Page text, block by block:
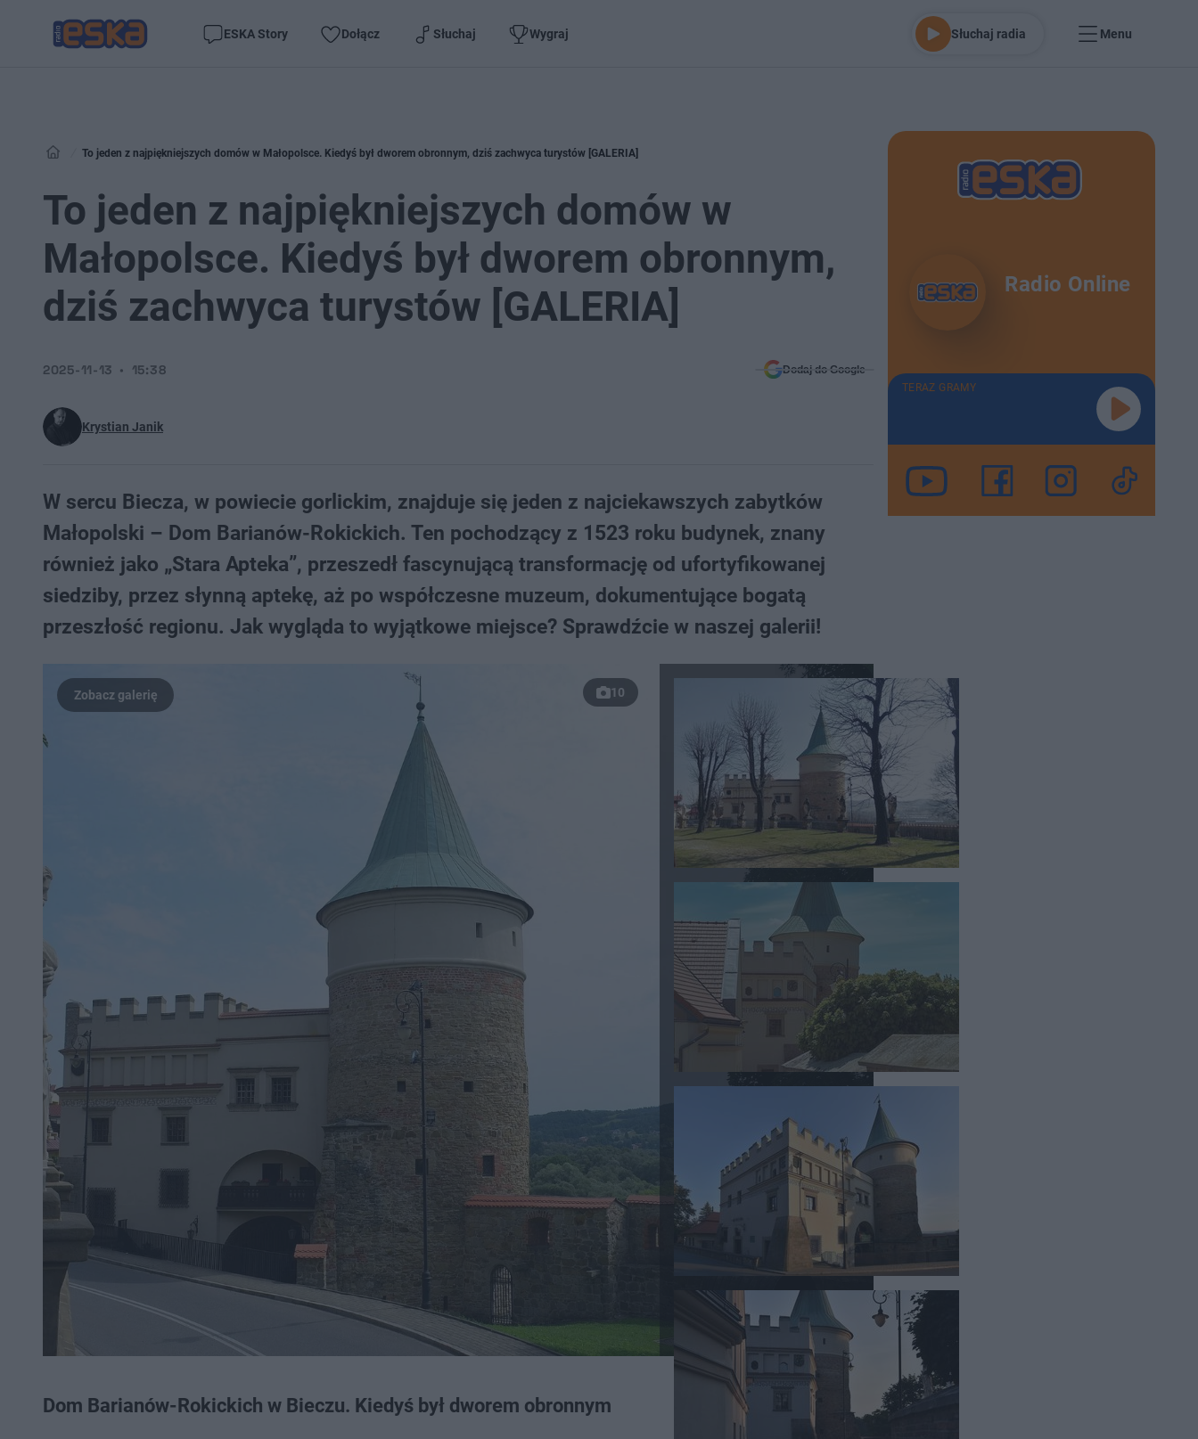
ESKA Story Dołącz Słuchaj Wygraj Słuchaj radia Menu
To jeden z najpiękniejszych domów w Małopolsce. Kiedyś był dworem obronnym, dziś zachwyca turystów [GALERIA]
To jeden z najpiękniejszych domów w
Małopolsce. Kiedyś był dworem obronnym,
dziś zachwyca turystów [GALERIA]
Krystian Janik
2025-11-13 15:38 Dodaj do Google
W sercu Biecza, w powiecie gorlickim, znajduje się jeden z najciekawszych zabytków
Małopolski – Dom Barianów-Rokickich. Ten pochodzący z 1523 roku budynek, znany
również jako „Stara Apteka”, przeszedł fascynującą transformację od ufortyfikowanej
siedziby, przez słynną aptekę, aż po współczesne muzeum, dokumentujące bogatą
przeszłość regionu. Jak wygląda to wyjątkowe miejsce? Sprawdźcie w naszej galerii!
10
Dom Barianów-Rokickich w Bieczu. Kiedyś był dworem obronnym
Radio Online
TERAZ GRAMY